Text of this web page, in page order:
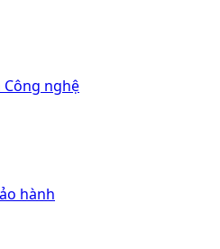
Công nghệ
hành